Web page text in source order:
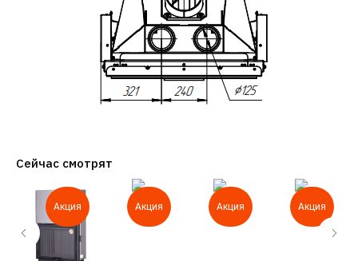
Сейчас смотрят
Акция Акция Акция Акция